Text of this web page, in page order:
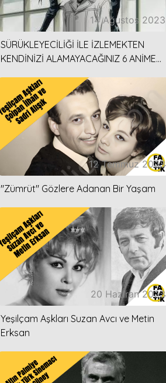
14 Ağustos 2023
SÜRÜKLEYECİLİĞİ İLE İZLEMEKTEN
KENDİNİZİ ALAMAYACAĞINIZ 6 ANİME
12 Temmuz 2023
''Zümrüt'' Gözlere Adanan Bir Yaşam
20 Haziran 2023
Yeşilçam Aşkları Suzan Avcı ve Metin
Erksan